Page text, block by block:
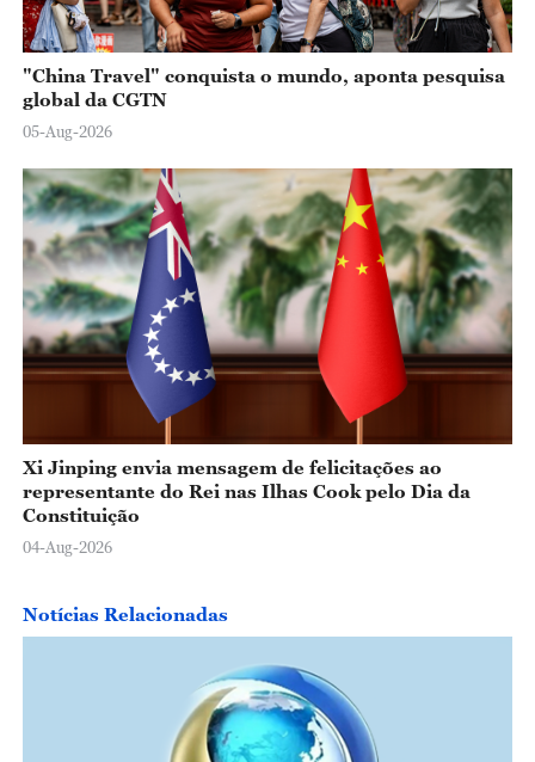
"China Travel" conquista o mundo, aponta pesquisa
global da CGTN
05-Aug-2026
Xi Jinping envia mensagem de felicitações ao
representante do Rei nas Ilhas Cook pelo Dia da
Constituição
04-Aug-2026
Notícias Relacionadas